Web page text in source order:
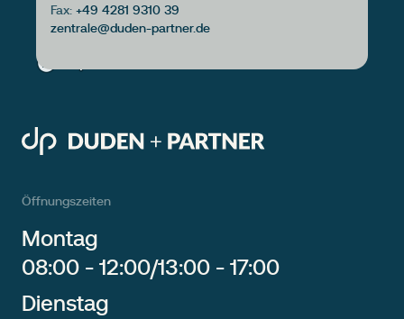
Öffnungszeiten
Montag
08:00 - 12:00/13:00 - 17:00
Dienstag
Fax: +49 4281 9310 39